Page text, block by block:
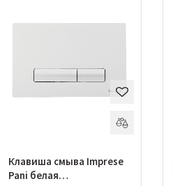
Клавиша смыва Imprese
Pani белая